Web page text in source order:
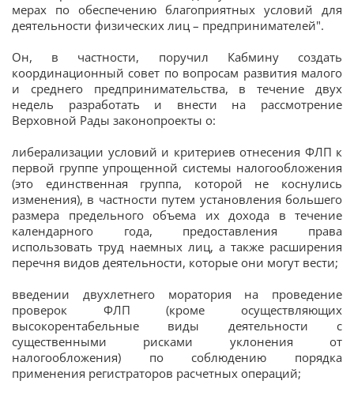
мерах по обеспечению благоприятных условий для
деятельности физических лиц – предпринимателей".
Он, в частности, поручил Кабмину создать
координационный совет по вопросам развития малого
и среднего предпринимательства, в течение двух
недель разработать и внести на рассмотрение
Верховной Рады законопроекты о:
либерализации условий и критериев отнесения ФЛП к
первой группе упрощенной системы налогообложения
(это единственная группа, которой не коснулись
изменения), в частности путем установления большего
размера предельного объема их дохода в течение
календарного года, предоставления права
использовать труд наемных лиц, а также расширения
перечня видов деятельности, которые они могут вести;
введении двухлетнего моратория на проведение
проверок ФЛП (кроме осуществляющих
высокорентабельные виды деятельности с
существенными рисками уклонения от
налогообложения) по соблюдению порядка
применения регистраторов расчетных операций;